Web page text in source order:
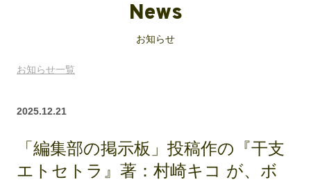
News
お知らせ
お知らせ一覧
2025.12.21
「編集部の掲示板」投稿作の『干支
エトセトラ』著：村崎キコ が、ボ